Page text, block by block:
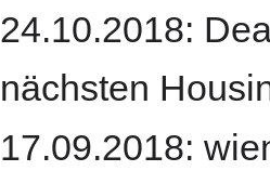
24.10.2018:
nächsten
17.09.2018: